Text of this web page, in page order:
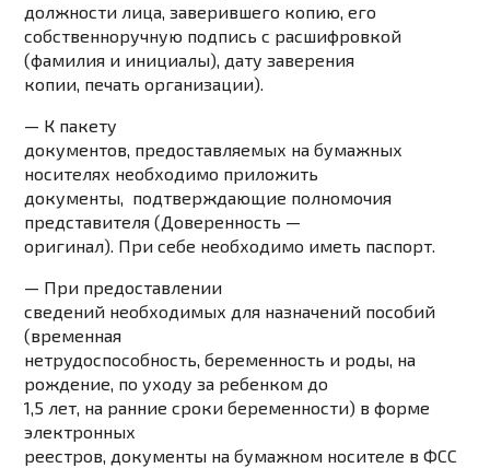
должности лица, заверившего копию, его
собственноручную подпись с расшифровкой
(фамилия и инициалы), дату заверения
копии, печать организации).
— К пакету
документов, предоставляемых на бумажных
носителях необходимо приложить
документы, подтверждающие полномочия
представителя (Доверенность —
оригинал). При себе необходимо иметь паспорт.
— При предоставлении
сведений необходимых для назначений пособий
(временная
нетрудоспособность, беременность и роды, на
рождение, по уходу за ребенком до
1,5 лет, на ранние сроки беременности) в форме
электронных
реестров, документы на бумажном носителе в ФСС